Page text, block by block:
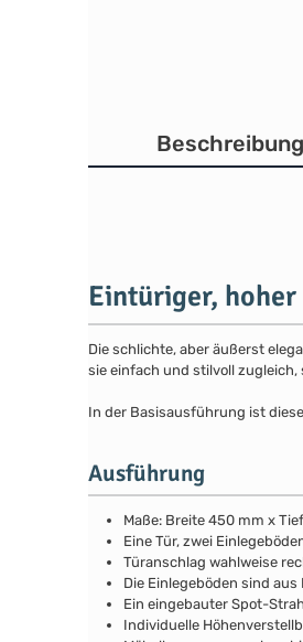
Beschreibung
Eintüriger,
Die schlichte, aber äußerst
sie einfach und stilvoll
In der Basisausführung ist
Ausführung
Maße: Breite 450 mm x
Eine Tür, zwei
Türanschlag wahlweise
Die Einlegeböden sind
Ein eingebauter Spot-
Individuelle